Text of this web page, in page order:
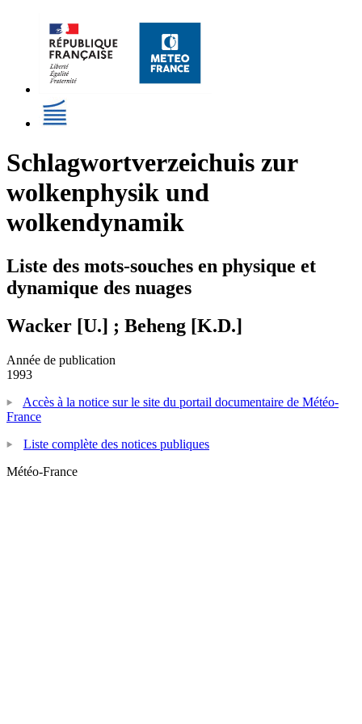
Schlagwortverzeichuis zur
wolkenphysik und
wolkendynamik
Liste des mots-souches en physique et
dynamique des nuages
Wacker [U.] ; Beheng [K.D.]
Année de publication
1993
Accès à la notice sur le site du portail documentaire de Météo-
France
Liste complète des notices publiques
Météo-France